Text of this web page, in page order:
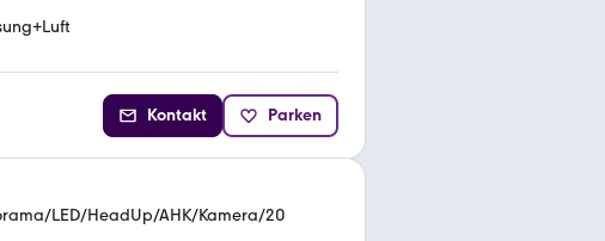
Kontakt Parken
LED/HeadUp/AHK/Kamera/20